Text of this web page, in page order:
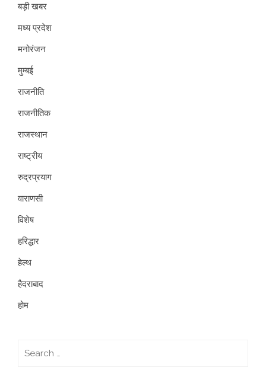
बड़ी खबर
मध्य प्रदेश
मनोरंजन
मुम्बई
राजनीति
राजनीतिक
राजस्थान
राष्ट्रीय
रुद्रप्रयाग
वाराणसी
विशेष
हरिद्धार
हेल्थ
हैदराबाद
होम